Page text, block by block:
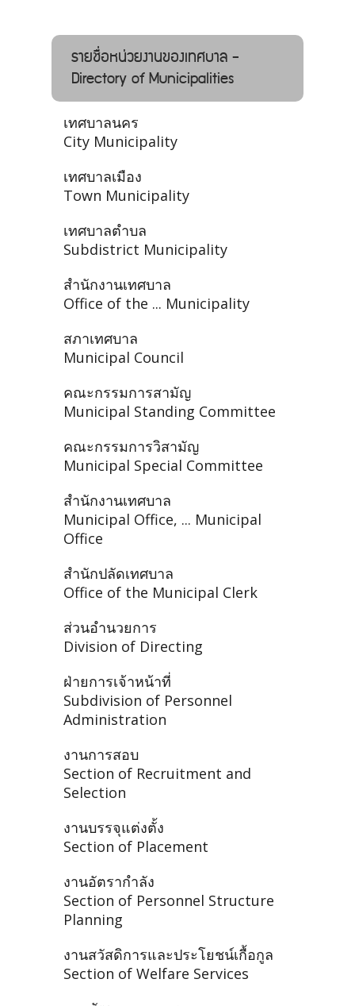
รายชื่อหน่วยงานของเทศบาล -
Directory of Municipalities
เทศบาลนคร
City Municipality
เทศบาลเมือง
Town Municipality
เทศบาลตำบล
Subdistrict Municipality
สำนักงานเทศบาล
Office of the ... Municipality
สภาเทศบาล
Municipal Council
คณะกรรมการสามัญ
Municipal Standing Committee
คณะกรรมการวิสามัญ
Municipal Special Committee
สำนักงานเทศบาล
Municipal Office, ... Municipal
Office
สำนักปลัดเทศบาล
Office of the Municipal Clerk
ส่วนอำนวยการ
Division of Directing
ฝ่ายการเจ้าหน้าที่
Subdivision of Personnel
Administration
งานการสอบ
Section of Recruitment and
Selection
งานบรรจุแต่งตั้ง
Section of Placement
งานอัตรากำลัง
Section of Personnel Structure
Planning
งานสวัสดิการและประโยชน์เกื้อกูล
Section of Welfare Services